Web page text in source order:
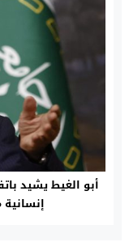
أبو الغيط يشيد